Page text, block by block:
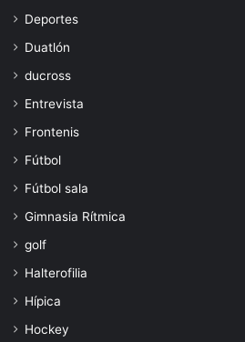
Deportes
Duatlón
ducross
Entrevista
Frontenis
Fútbol
Fútbol sala
Gimnasia Rítmica
golf
Halterofilia
Hípica
Hockey